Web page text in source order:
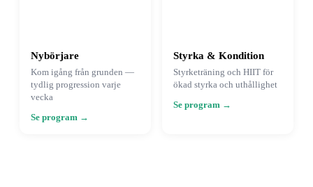
Nybörjare
Kom igång från grunden —
tydlig progression varje
vecka
Se program
Styrka & Kondition
Styrketräning och HIIT för
ökad styrka och uthållighet
Se program